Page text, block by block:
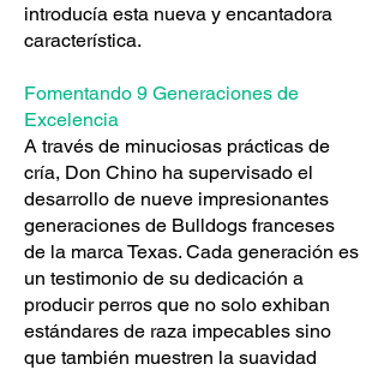
introducía esta nueva y encantadora
característica.
Fomentando 9 Generaciones de
Excelencia
A través de minuciosas prácticas de
cría, Don Chino ha supervisado el
desarrollo de nueve impresionantes
generaciones de Bulldogs franceses
de la marca Texas. Cada generación es
un testimonio de su dedicación a
producir perros que no solo exhiban
estándares de raza impecables sino
que también muestren la suavidad